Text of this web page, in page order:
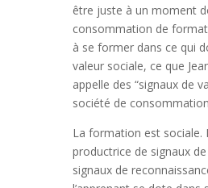
être juste à un moment
consommation de
à se former dans ce qui
valeur sociale, ce que
appelle des “signaux de
société de
La formation est sociale.
productrice de signaux
signaux de